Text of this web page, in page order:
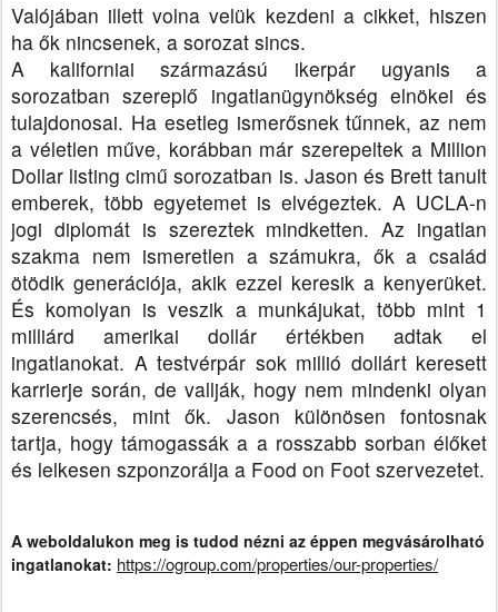
Valójában illett volna velük kezdeni a cikket, hiszen
ha ők nincsenek, a sorozat sincs.
A kaliforniai származású ikerpár ugyanis a
sorozatban szereplő ingatlanügynökség elnökei és
tulajdonosai. Ha esetleg ismerősnek tűnnek, az nem
a véletlen műve, korábban már szerepeltek a Million
Dollar listing cimű sorozatban is. Jason és Brett tanult
emberek, több egyetemet is elvégeztek. A UCLA-n
jogi diplomát is szereztek mindketten.Az ingatlan
szakma nem ismeretlen a számukra, ők a család
ötödik generációja, akik ezzel keresik a kenyerüket.
És komolyan is veszik a munkájukat, több mint 1
milliárd amerikai dollár értékben adtak el
ingatlanokat. A testvérpár sok millió dollárt keresett
karrierje során, de vallják, hogy nem mindenki olyan
szerencsés, mint ők. Jason különösen fontosnak
tartja, hogy támogassák a a rosszabb sorban élőket
és lelkesen szponzorálja a Food on Foot szervezetet.
A weboldalukon meg is tudod nézni az éppen megvásárolható
ingatlanokat: https://ogroup.com/properties/our-properties/